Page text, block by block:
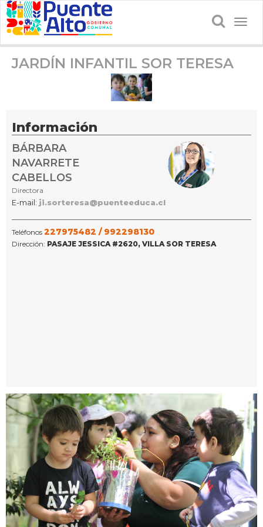
JARDÍN INFANTIL SOR TERESA
Información
BÁRBARA
NAVARRETE
CABELLOS
Directora
E-mail: ji.sorteresa@puenteeduca.cl
Teléfonos 227975482 / 992298130
Dirección: PASAJE JESSICA #2620, VILLA SOR TERESA